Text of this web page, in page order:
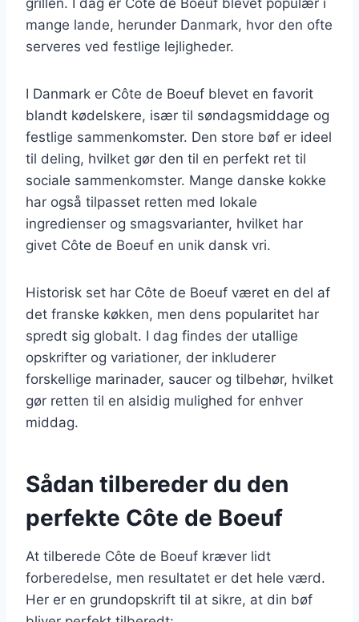
mange lande, herunder Danmark, hvor den ofte
serveres ved festlige lejligheder.
I Danmark er Côte de Boeuf blevet en favorit
blandt kødelskere, især til søndagsmiddage og
festlige sammenkomster. Den store bøf er ideel
til deling, hvilket gør den til en perfekt ret til
sociale sammenkomster. Mange danske kokke
har også tilpasset retten med lokale
ingredienser og smagsvarianter, hvilket har
givet Côte de Boeuf en unik dansk vri.
Historisk set har Côte de Boeuf været en del af
det franske køkken, men dens popularitet har
spredt sig globalt. I dag findes der utallige
opskrifter og variationer, der inkluderer
forskellige marinader, saucer og tilbehør, hvilket
gør retten til en alsidig mulighed for enhver
middag.
Sådan tilbereder du den
perfekte Côte de Boeuf
At tilberede Côte de Boeuf kræver lidt
forberedelse, men resultatet er det hele værd.
Her er en grundopskrift til at sikre, at din bøf